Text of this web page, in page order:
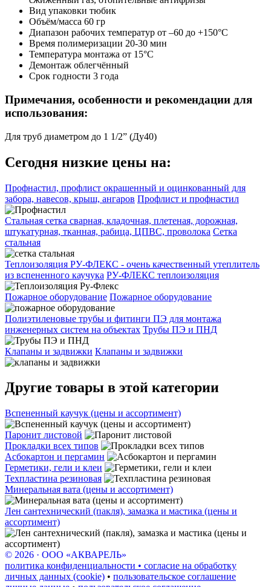
Вид упаковки тюбик
Объём/масса 60 гр
Диапазон рабочих температур от –60 до +150°C
Время полимеризации 20-30 мин
Температура монтажа от 15°C
Демонтаж облегчённый
Срок годности 3 года
Примечания, особенности и рекомендации для
использования:
Для труб диаметром до 1 1/2” (Ду40)
Сегодня низкие цены на:
Профнастил, профлист окрашенный и оцинкованный для
забора, навесов, крыш, ангаров Профлист и профнастил
Стальная сетка сварная, кладочная, плетеная, дорожная,
штукатурная, тканная, рабица, ЦПВС, проволока Сетка
стальная
Теплоизоляция РУ-ФЛЕКС - очень качественный утеплитель
из вспененного каучука РУ-ФЛЕКС теплоизоляция
Пожарное оборудование Пожарное оборудование
Полиэтиленовые трубы и фитинги ПЭ для монтажа
инженерных систем на объектах Трубы ПЭ и ПНД
Клапаны и задвижки Клапаны и задвижки
Другие товары в этой категории
Вспененный каучук (цены и ассортимент)
Паронит листовой
Прокладки всех типов
Асбокартон и пергамин
Герметики, гели и клеи
Техпластина резиновая
Минеральная вата (цены и ассортимент)
Лен сантехнический (пакля), замазка и мастика (цены и
ассортимент)
© 2026 · ООО «АКВАРЕЛЬ»
политика конфиденциальности • согласие на обработку
личных данных (cookie) • пользовательское соглашение